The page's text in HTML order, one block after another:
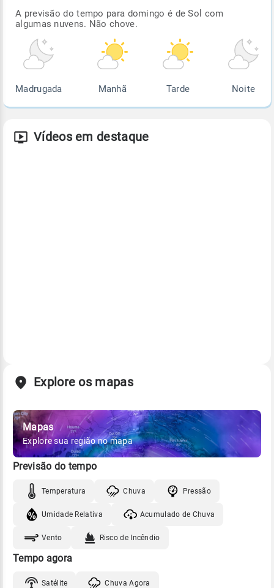
A previsão do tempo para domingo é de Sol com
algumas nuvens. Não chove.
Madrugada Manhã Tarde Noite
Vídeos em destaque
Explore os mapas
Mapas
Explore sua região no mapa
Previsão do tempo
Temperatura Chuva Pressão
Umidade Relativa Acumulado de Chuva
Vento Risco de Incêndio
Tempo agora
Satélite Chuva Agora